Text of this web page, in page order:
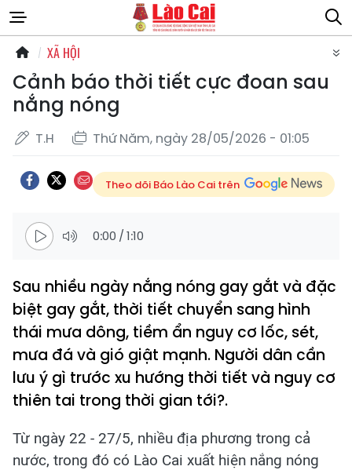
XÃ HỘI
Cảnh báo thời tiết cực đoan sau
nắng nóng
T.H Thứ Năm, ngày 28/05/2026 - 01:05
Theo dõi Báo Lào Cai trên
0:00 /1:10
Sau nhiều ngày nắng nóng gay gắt và đặc
biệt gay gắt, thời tiết chuyển sang hình
thái mưa dông, tiềm ẩn nguy cơ lốc, sét,
mưa đá và gió giật mạnh. Người dân cần
lưu ý gì trước xu hướng thời tiết và nguy cơ
thiên tai trong thời gian tới?.
Từ ngày 22 - 27/5, nhiều địa phương trong cả
nước, trong đó có Lào Cai xuất hiện nắng nóng